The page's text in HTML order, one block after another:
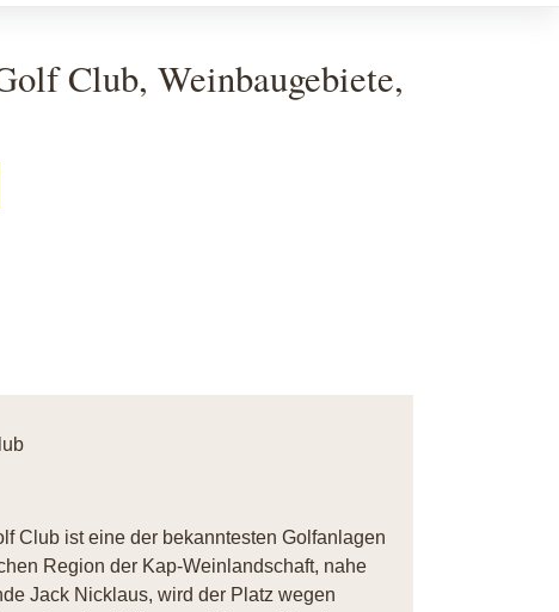
Club, Weinbaugebiete,
Club ist eine der bekanntesten Golfanlagen
Region der Kap-Weinlandschaft, nahe
Jack Nicklaus, wird der Platz wegen